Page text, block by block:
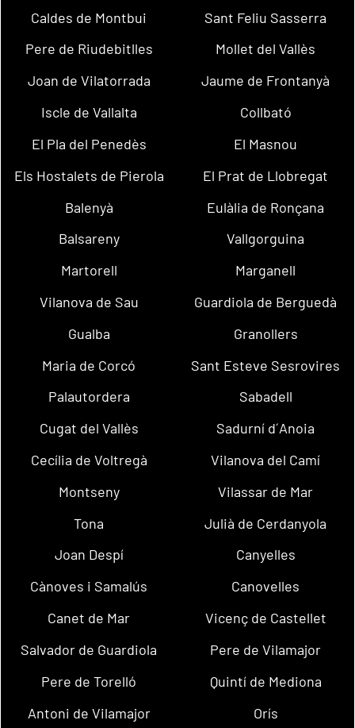
Caldes de Montbui
Sant Feliu Sasserra
Pere de Riudebitlles
Mollet del Vallès
Joan de Vilatorrada
Jaume de Frontanyà
Iscle de Vallalta
Collbató
El Pla del Penedès
El Masnou
Els Hostalets de Pierola
El Prat de Llobregat
Balenyà
Eulàlia de Ronçana
Balsareny
Vallgorguina
Martorell
Marganell
Vilanova de Sau
Guardiola de Berguedà
Gualba
Granollers
Maria de Corcó
Sant Esteve Sesrovires
Palautordera
Sabadell
Cugat del Vallès
Sadurní d´Anoia
Cecília de Voltregà
Vilanova del Camí
Montseny
Vilassar de Mar
Tona
Julià de Cerdanyola
Joan Despí
Canyelles
Cànoves i Samalús
Canovelles
Canet de Mar
Vicenç de Castellet
Salvador de Guardiola
Pere de Vilamajor
Pere de Torelló
Quintí de Mediona
Antoni de Vilamajor
Orís